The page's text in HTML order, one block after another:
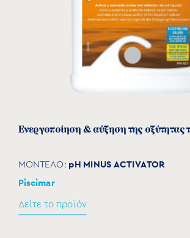
Ενεργοποίηση & αύξηση της οξύτητας
ΜΟΝΤΕΛΟ: pH MINUS ACTIVATOR
Piscimar
Δείτε το προϊόν